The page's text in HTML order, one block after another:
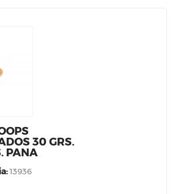
30 GRS.
PANA
13936